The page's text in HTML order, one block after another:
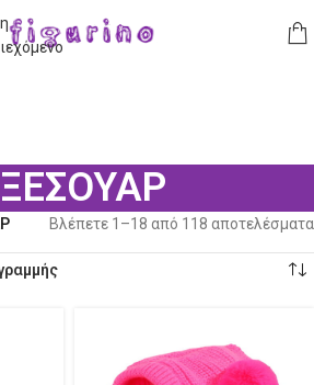
Βλέπετε 1–18 από 118 αποτελέσματα